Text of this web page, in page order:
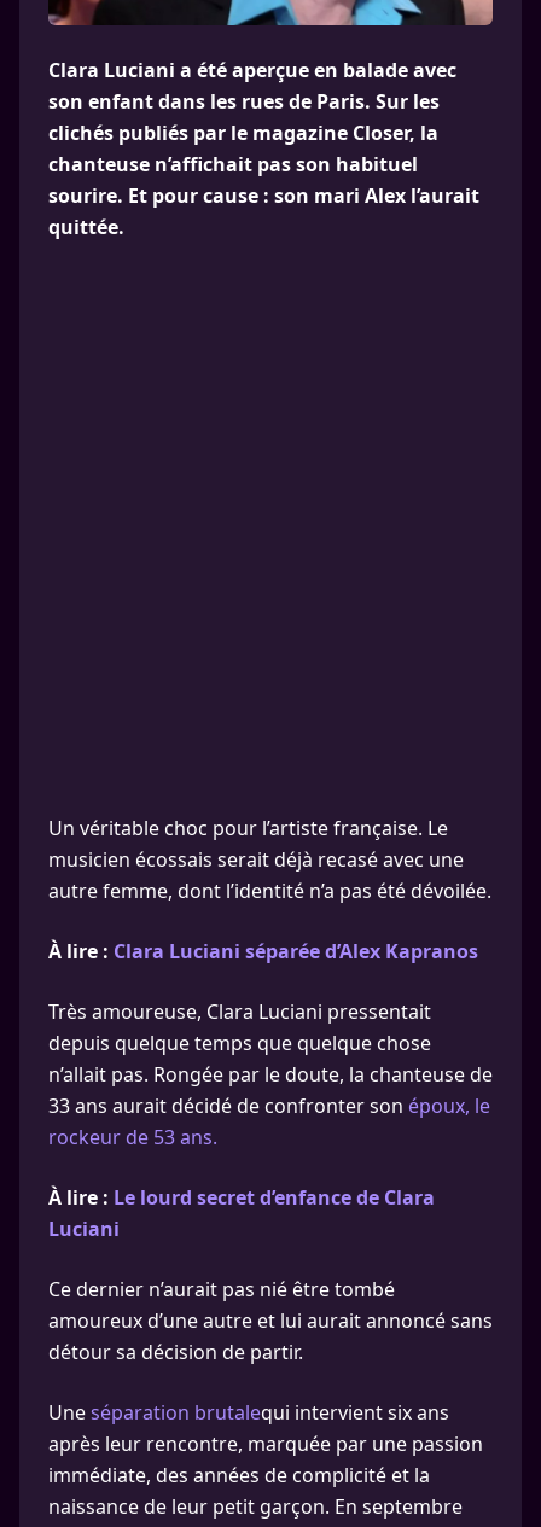
Clara Luciani a été aperçue en balade avec
son enfant dans les rues de Paris. Sur les
clichés publiés par le magazine Closer, la
chanteuse n’affichait pas son habituel
sourire. Et pour cause : son mari Alex l’aurait
quittée.
Un véritable choc pour l’artiste française. Le
musicien écossais serait déjà recasé avec une
autre femme, dont l’identité n’a pas été dévoilée.
À lire : Clara Luciani séparée d’Alex Kapranos
Très amoureuse, Clara Luciani pressentait
depuis quelque temps que quelque chose
n’allait pas. Rongée par le doute, la chanteuse de
33 ans aurait décidé de confronter son époux, le
rockeur de 53 ans.
À lire : Le lourd secret d’enfance de Clara
Luciani
Ce dernier n’aurait pas nié être tombé
amoureux d’une autre et lui aurait annoncé sans
détour sa décision de partir.
Uneséparation brutalequi intervient six ans
après leur rencontre, marquée par une passion
immédiate, des années de complicité et la
naissance de leur petit garçon. En septembre